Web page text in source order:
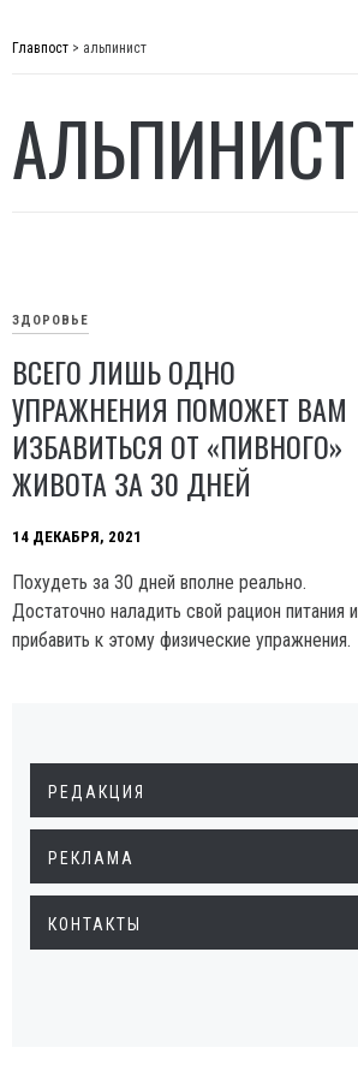
Главпост > альпинист
АЛЬПИНИСТ
ЗДОРОВЬЕ
ВСЕГО ЛИШЬ ОДНО
УПРАЖНЕНИЯ ПОМОЖЕТ ВАМ
ИЗБАВИТЬСЯ ОТ «ПИВНОГО»
ЖИВОТА ЗА 30 ДНЕЙ
14 ДЕКАБРЯ, 2021
Похудеть за 30 дней вполне реально.
Достаточно наладить свой рацион питания и
прибавить к этому физические упражнения.
РЕДАКЦИЯ
РЕКЛАМА
КОНТАКТЫ